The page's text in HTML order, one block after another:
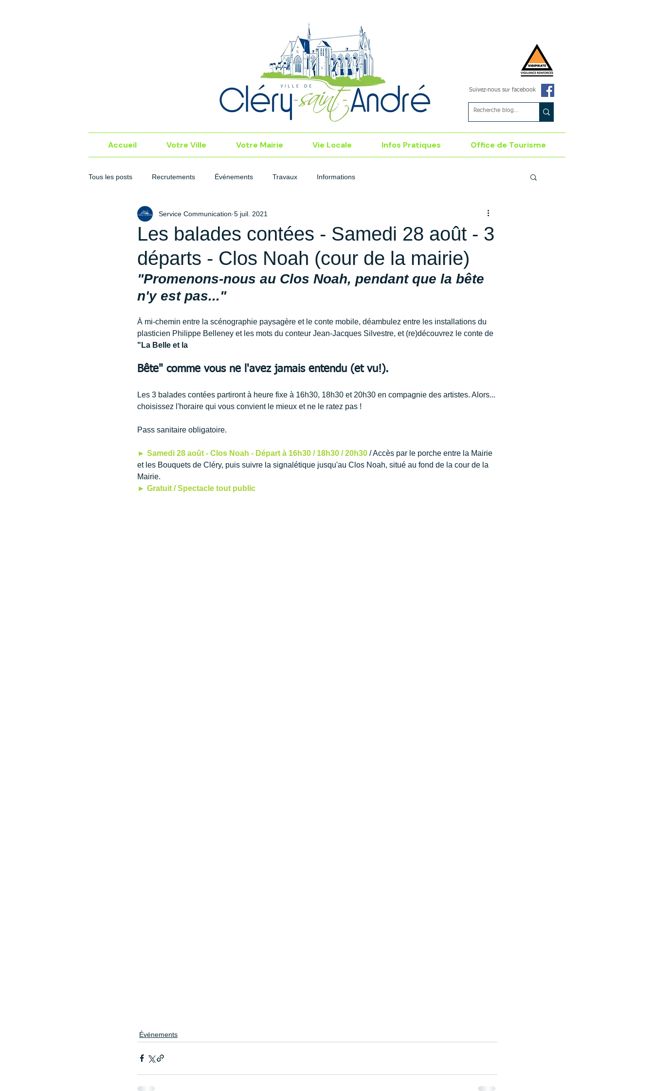
Suivez-nous sur facebook
Accueil Votre Ville Votre Mairie Vie Locale Infos Pratiques Office de Tourisme
Tous les posts Recrutements Événements Travaux Informations
Les balades contées - Samedi 28 août - 3
départs - Clos Noah (cour de la mairie)
Service Communication 5 juil. 2021
"Promenons-nous au Clos Noah, pendant que la bête
n'y est pas..."
À mi-chemin entre la scénographie paysagère et le conte mobile, déambulez entre les installations du
plasticien Philippe Belleney et les mots du conteur Jean-Jacques Silvestre, et (re)découvrez le conte de
"La Belle et la
Bête" comme vous ne l'avez jamais entendu (et vu!).
Les 3 balades contées partiront à heure fixe à 16h30, 18h30 et 20h30 en compagnie des artistes. Alors...
choisissez l'horaire qui vous convient le mieux et ne le ratez pas !
Pass sanitaire obligatoire.
► Samedi 28 août - Clos Noah - Départ à 16h30 / 18h30 / 20h30 / Accès par le porche entre la Mairie
et les Bouquets de Cléry, puis suivre la signalétique jusqu'au Clos Noah, situé au fond de la cour de la
Mairie.
► Gratuit / Spectacle tout public
Événements